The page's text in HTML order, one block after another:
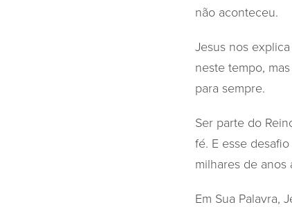
não aconteceu.
Jesus nos
neste tempo,
para sempre.
Ser parte do
fé. E esse
milhares de anos
Em Sua Palavra,